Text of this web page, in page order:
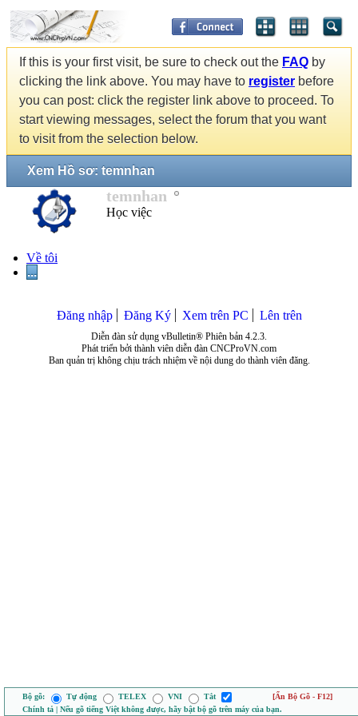
If this is your first visit, be sure to check out the FAQ by
clicking the link above. You may have to register before
you can post: click the register link above to proceed. To
start viewing messages, select the forum that you want
to visit from the selection below.
Xem Hồ sơ: temnhan
temnhan
Học việc
Về tôi
...
Đăng nhập Đăng Ký Xem trên PC Lên trên
Diễn đàn sử dụng vBulletin® Phiên bản 4.2.3.
Phát triển bởi thành viên diễn đàn CNCProVN.com
Ban quản trị không chịu trách nhiệm về nội dung do thành viên đăng.
Bộ gõ: Tự động TELEX VNI Tắt
[Ẩn Bộ Gõ - F12]
Chính tả | Nếu gõ tiếng Việt không được, hãy bật bộ gõ trên máy của bạn.